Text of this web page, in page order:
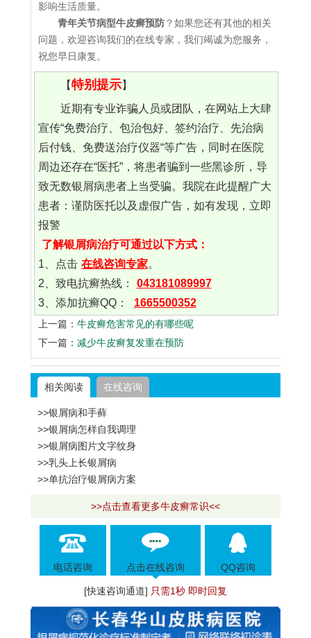
影响生活质量。
青年关节病型牛皮癣预防 ？如果您还有其他的相关
问题，欢迎咨询我们的在线专家，我们竭诚为您服务，
祝您早日康复。
【特别提示】
近期有专业诈骗人员或团队，在网站上大肆
宣传“免费治疗、包治包好、签约治疗、先治病
后付钱、免费送治疗仪器“等广告，同时在医院
周边还存在“医托”，将患者骗到一些黑诊所，导
致无数银屑病患者上当受骗。我院在此提醒广大
患者：谨防医托以及虚假广告，如有发现，立即
报警
了解银屑病治疗可通过以下方式：
1、点击 在线咨询专家。
2、致电抗癣热线：
043181089997
3、添加抗癣QQ：
1665500352
上一篇： 牛皮癣危害常见的有哪些呢
下一篇： 减少牛皮癣复发重在预防
相关阅读 在线咨询
>>银屑病和手藓
>>银屑病怎样自我调理
>>银屑病图片文字纹身
>>乳头上长银屑病
>>单抗治疗银屑病方案
>>点击查看更多牛皮癣常识<<
电话咨询 点击在线咨询 QQ咨询
[快速咨询通道] 只需1秒 即时回复